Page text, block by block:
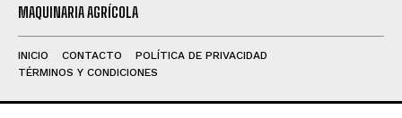
MAQUINARIA AGRÍCOLA
INICIO CONTACTO
POLÍTICA DE PRIVACIDAD
TÉRMINOS Y CONDICIONES